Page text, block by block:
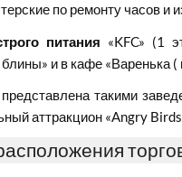
по ремонту часов и
питания «KFC» (1
и в кафе «Варенька (
представлена такими
аттракцион «Angry